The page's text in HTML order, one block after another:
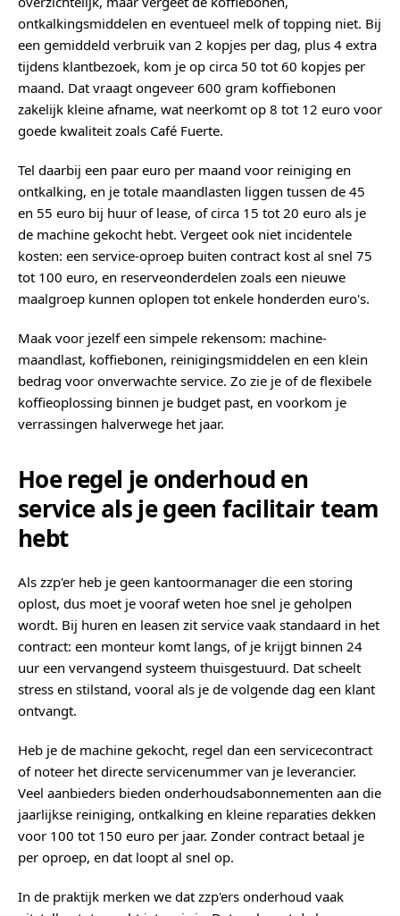
ontkalkingsmiddelen en eventueel melk of topping niet. Bij
een gemiddeld verbruik van 2 kopjes per dag, plus 4 extra
tijdens klantbezoek, kom je op circa 50 tot 60 kopjes per
maand. Dat vraagt ongeveer 600 gram koffiebonen
zakelijk kleine afname, wat neerkomt op 8 tot 12 euro voor
goede kwaliteit zoals Café Fuerte.
Tel daarbij een paar euro per maand voor reiniging en
ontkalking, en je totale maandlasten liggen tussen de 45
en 55 euro bij huur of lease, of circa 15 tot 20 euro als je
de machine gekocht hebt. Vergeet ook niet incidentele
kosten: een service-oproep buiten contract kost al snel 75
tot 100 euro, en reserveonderdelen zoals een nieuwe
maalgroep kunnen oplopen tot enkele honderden euro's.
Maak voor jezelf een simpele rekensom: machine-
maandlast, koffiebonen, reinigingsmiddelen en een klein
bedrag voor onverwachte service. Zo zie je of de flexibele
koffieoplossing binnen je budget past, en voorkom je
verrassingen halverwege het jaar.
Hoe regel je onderhoud en
service als je geen facilitair team
hebt
Als zzp'er heb je geen kantoormanager die een storing
oplost, dus moet je vooraf weten hoe snel je geholpen
wordt. Bij huren en leasen zit service vaak standaard in het
contract: een monteur komt langs, of je krijgt binnen 24
uur een vervangend systeem thuisgestuurd. Dat scheelt
stress en stilstand, vooral als je de volgende dag een klant
ontvangt.
Heb je de machine gekocht, regel dan een servicecontract
of noteer het directe servicenummer van je leverancier.
Veel aanbieders bieden onderhoudsabonnementen aan die
jaarlijkse reiniging, ontkalking en kleine reparaties dekken
voor 100 tot 150 euro per jaar. Zonder contract betaal je
per oproep, en dat loopt al snel op.
In de praktijk merken we dat zzp'ers onderhoud vaak